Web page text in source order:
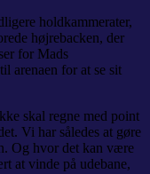
holdkammerater,
højrebacken, der
for Mads
arenaen for at se sit
skal regne med point
Vi har således at gøre
Og hvor det kan være
at vinde på udebane,